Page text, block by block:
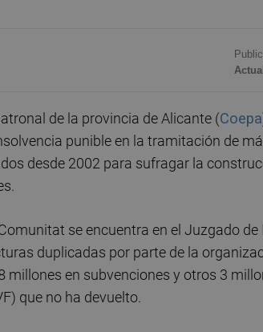
de la provincia de Alicante (Coepa
punible en la tramitación de
desde 2002 para sufragar la
se encuentra en el Juzgado
duplicadas por parte de la
millones en subvenciones y otros 3
que no ha devuelto.